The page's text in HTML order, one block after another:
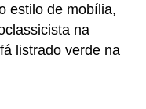
estilo de mobília,
na
listrado verde na